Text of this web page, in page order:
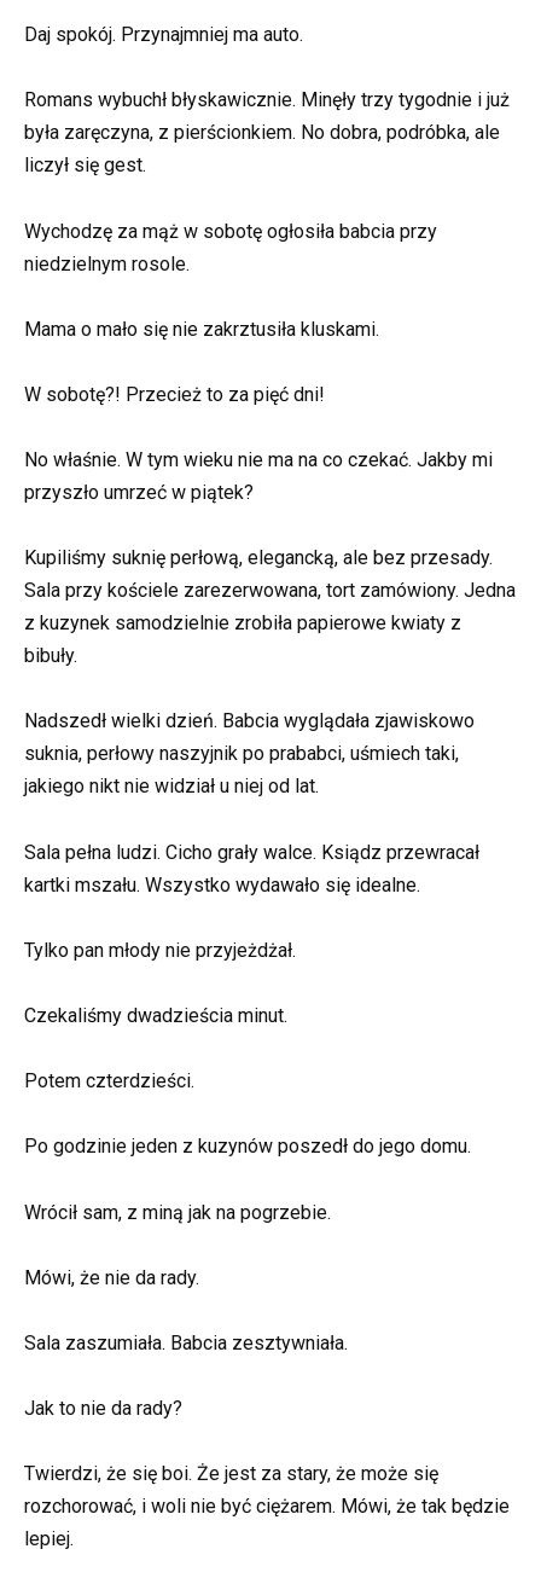
Daj spokój. Przynajmniej ma auto.
Romans wybuchł błyskawicznie. Minęły trzy tygodnie i już
była zaręczyna, z pierścionkiem. No dobra, podróbka, ale
liczył się gest.
Wychodzę za mąż w sobotę ogłosiła babcia przy
niedzielnym rosole.
Mama o mało się nie zakrztusiła kluskami.
W sobotę?! Przecież to za pięć dni!
No właśnie. W tym wieku nie ma na co czekać. Jakby mi
przyszło umrzeć w piątek?
Kupiliśmy suknię perłową, elegancką, ale bez przesady.
Sala przy kościele zarezerwowana, tort zamówiony. Jedna
z kuzynek samodzielnie zrobiła papierowe kwiaty z
bibuły.
Nadszedł wielki dzień. Babcia wyglądała zjawiskowo
suknia, perłowy naszyjnik po prababci, uśmiech taki,
jakiego nikt nie widział u niej od lat.
Sala pełna ludzi. Cicho grały walce. Ksiądz przewracał
kartki mszału. Wszystko wydawało się idealne.
Tylko pan młody nie przyjeżdżał.
Czekaliśmy dwadzieścia minut.
Potem czterdzieści.
Po godzinie jeden z kuzynów poszedł do jego domu.
Wrócił sam, z miną jak na pogrzebie.
Mówi, że nie da rady.
Sala zaszumiała. Babcia zesztywniała.
Jak to nie da rady?
Twierdzi, że się boi. Że jest za stary, że może się
rozchorować, i woli nie być ciężarem. Mówi, że tak będzie
lepiej.